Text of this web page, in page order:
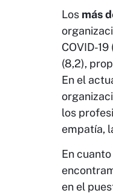
Los más
COVID-
(8,2),
En el
los
empatía,
En
en el